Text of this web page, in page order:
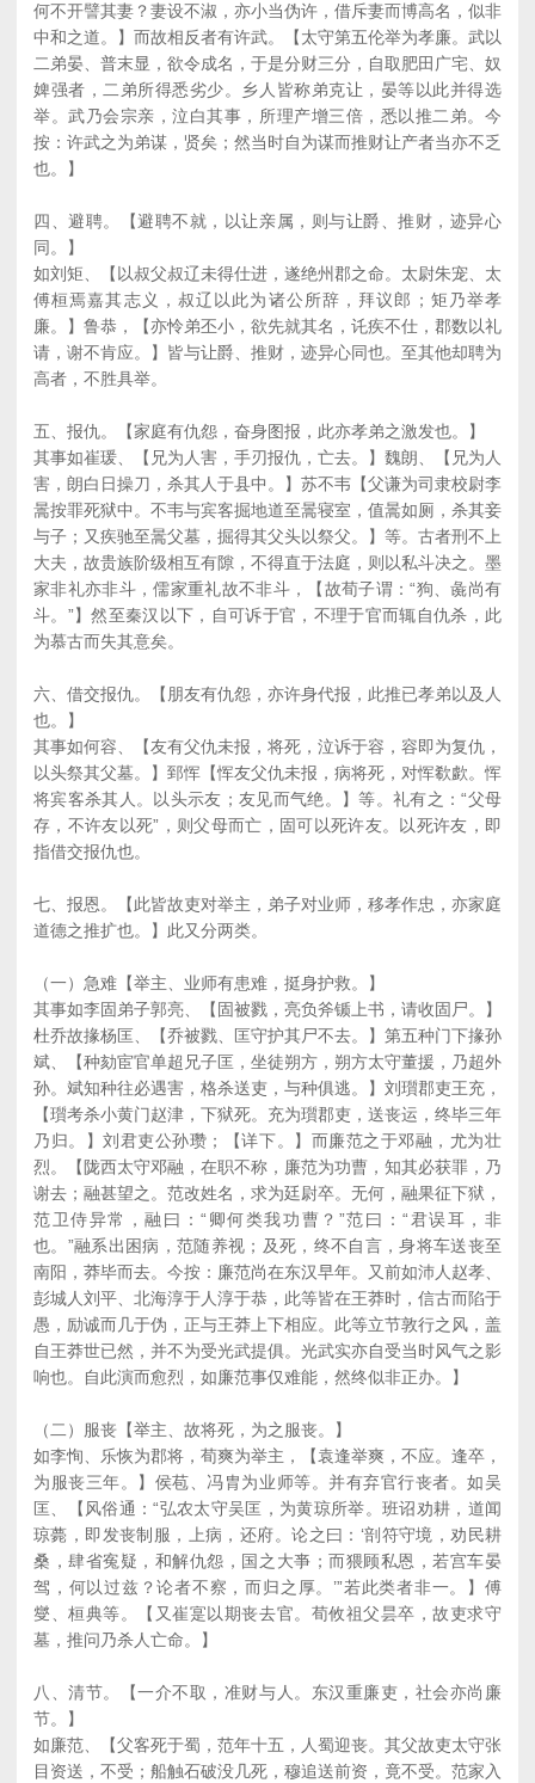
何不开譬其妻？妻设不淑，亦小当伪许，借斥妻而博高名，似非
中和之道。】而故相反者有许武。【太守第五伦举为孝廉。武以
二弟晏、普末显，欲令成名，于是分财三分，自取肥田广宅、奴
婢强者，二弟所得悉劣少。乡人皆称弟克让，晏等以此并得选
举。武乃会宗亲，泣白其事，所理产增三倍，悉以推二弟。今
按：许武之为弟谋，贤矣；然当时自为谋而推财让产者当亦不乏
也。】
四、避聘。【避聘不就，以让亲属，则与让爵、推财，迹异心
同。】
如刘矩、【以叔父叔辽未得仕进，遂绝州郡之命。太尉朱宠、太
傅桓焉嘉其志义，叔辽以此为诸公所辞，拜议郎；矩乃举孝
廉。】鲁恭，【亦怜弟丕小，欲先就其名，讬疾不仕，郡数以礼
请，谢不肯应。】皆与让爵、推财，迹异心同也。至其他却聘为
高者，不胜具举。
五、报仇。【家庭有仇怨，奋身图报，此亦孝弟之激发也。】
其事如崔瑗、【兄为人害，手刃报仇，亡去。】魏朗、【兄为人
害，朗白日操刀，杀其人于县中。】苏不韦【父谦为司隶校尉李
暠按罪死狱中。不韦与宾客掘地道至暠寝室，值暠如厕，杀其妾
与子；又疾驰至暠父墓，掘得其父头以祭父。】等。古者刑不上
大夫，故贵族阶级相互有隙，不得直于法庭，则以私斗决之。墨
家非礼亦非斗，儒家重礼故不非斗，【故荀子谓：“狗、彘尚有
斗。”】然至秦汉以下，自可诉于官，不理于官而辄自仇杀，此
为慕古而失其意矣。
六、借交报仇。【朋友有仇怨，亦许身代报，此推已孝弟以及人
也。】
其事如何容、【友有父仇未报，将死，泣诉于容，容即为复仇，
以头祭其父墓。】郅恽【恽友父仇未报，病将死，对恽欷歔。恽
将宾客杀其人。以头示友；友见而气绝。】等。礼有之：“父母
存，不许友以死”，则父母而亡，固可以死许友。以死许友，即
指借交报仇也。
七、报恩。【此皆故吏对举主，弟子对业师，移孝作忠，亦家庭
道德之推扩也。】此又分两类。
（一）急难【举主、业师有患难，挺身护救。】
其事如李固弟子郭亮、【固被戮，亮负斧锧上书，请收固尸。】
杜乔故掾杨匡、【乔被戮、匡守护其尸不去。】第五种门下掾孙
斌、【种劾宦官单超兄子匡，坐徒朔方，朔方太守董援，乃超外
孙。斌知种往必遇害，格杀送吏，与种俱逃。】刘瓆郡吏王充，
【瓆考杀小黄门赵津，下狱死。充为瓆郡吏，送丧运，终毕三年
乃归。】刘君吏公孙瓒；【详下。】而廉范之于邓融，尤为壮
烈。【陇西太守邓融，在职不称，廉范为功曹，知其必获罪，乃
谢去；融甚望之。范改姓名，求为廷尉卒。无何，融果征下狱，
范卫侍异常，融曰：“卿何类我功曹？”范曰：“君误耳，非
也。”融系出困病，范随养视；及死，终不自言，身将车送丧至
南阳，莽毕而去。今按：廉范尚在东汉早年。又前如沛人赵孝、
彭城人刘平、北海淳于人淳于恭，此等皆在王莽时，信古而陷于
愚，励诚而几于伪，正与王莽上下相应。此等立节敦行之风，盖
自王莽世已然，并不为受光武提俱。光武实亦自受当时风气之影
响也。自此演而愈烈，如廉范事仅难能，然终似非正办。】
（二）服丧【举主、故将死，为之服丧。】
如李恂、乐恢为郡将，荀爽为举主，【袁逢举爽，不应。逢卒，
为服丧三年。】侯苞、冯胄为业师等。并有弃官行丧者。如吴
匡、【风俗通：“弘农太守吴匡，为黄琼所举。班诏劝耕，道闻
琼薨，即发丧制服，上病，还府。论之曰：‘剖符守境，劝民耕
桑，肆省寃疑，和解仇怨，国之大亊；而猥顾私恩，若宫车晏
驾，何以过兹？论者不察，而归之厚。’”若此类者非一。】傅
燮、桓典等。【又崔寔以期丧去官。荀攸祖父昙卒，故吏求守
墓，推问乃杀人亡命。】
八、清节。【一介不取，准财与人。东汉重廉吏，社会亦尚廉
节。】
如廉范、【父客死于蜀，范年十五，人蜀迎丧。其父故吏太守张
目资送，不受；船触石破没几死，穆追送前资，竟不受。范家入